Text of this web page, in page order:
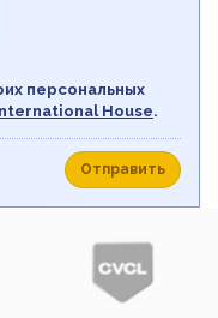
персональных
House.
Отправить